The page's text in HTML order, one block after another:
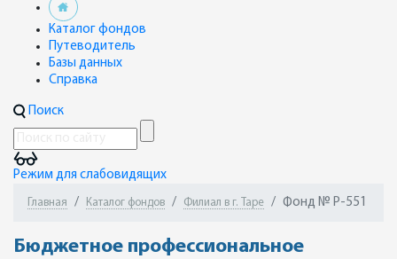
Каталог фондов
Путеводитель
Базы данных
Справка
Поиск
Режим для слабовидящих
Главная Каталог фондов Филиал в г. Таре Фонд № Р-551
Бюджетное профессиональное